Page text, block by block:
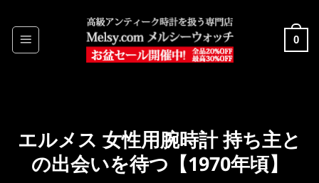
to
content
0
エルメス 女性用腕時計 持ち主と
の出会いを待つ【1970年頃】